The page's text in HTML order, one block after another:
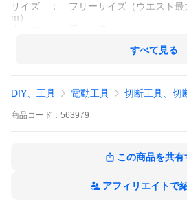
サイズ ： フリーサイズ（ウエスト
m）
う！！
※※チェンソー防護ズボンの義務化※※
2019年8月1日より、チェンソーを使用
林業においては2015年10月より既に義
すべて見る
DIY、工具 電動工具 切断工具、切
商品 コード： 563979
この商品を共有
アフィリエイトで